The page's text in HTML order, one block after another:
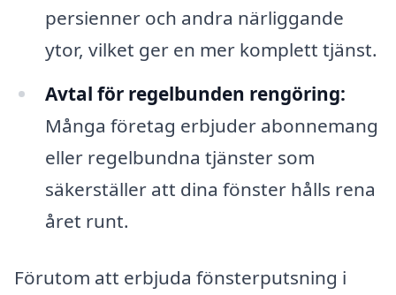
persienner och andra närliggande
ytor, vilket ger en mer komplett tjänst.
Avtal för regelbunden rengöring:
Många företag erbjuder abonnemang
eller regelbundna tjänster som
säkerställer att dina fönster hålls rena
året runt.
Förutom att erbjuda fönsterputsning i